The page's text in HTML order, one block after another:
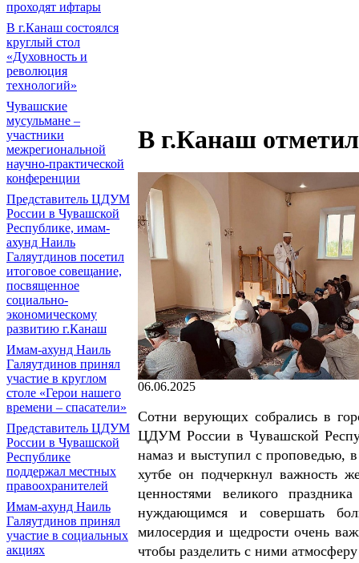
проходят ифтары
В г.Канаш состоялся
круглый стол
«Духовность и
революция
технологий»
Чувашские
мусульмане –
участники
межрегиональной
научно-практической
конференции
Представитель ЦДУМ
России в Чувашской
Республике, имам-
ахунд Наиль
Галяутдинов посетил
итоговое совещание,
посвященное
социально-
экономическому
развитию г.Канаш
Имам-ахунд Наиль
Галяутдинов принял
участие в круглом
столе «Герои нашего
времени – спасатели»
Представитель ЦДУМ
России в Чувашской
Республике
поддержал местных
правоохранителей
Имам-ахунд Наиль
Галяутдинов принял
участие в социальных
акциях
В г.Канаш
06.06.2025
Сотни верующих собрались в
ЦДУМ России в Чувашской
намаз и выступил с проповедью,
хутбе он подчеркнул важность
ценностями великого
нуждающимся и совершать
милосердия и щедрости очень
чтобы разделить с ними